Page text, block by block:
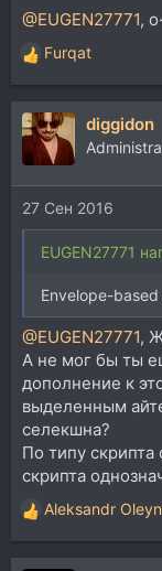
@EUGEN27771,
Р
е
а
к
и
и
:
Furqat
diggidon
27 Сен 2016
EUGEN27771
Envelope-
@EUGEN27771,
А не мог бы ты
дополнение к
выделенным
селекшна?
По типу скрипта
скрипта
Р
е
а
Aleksandr